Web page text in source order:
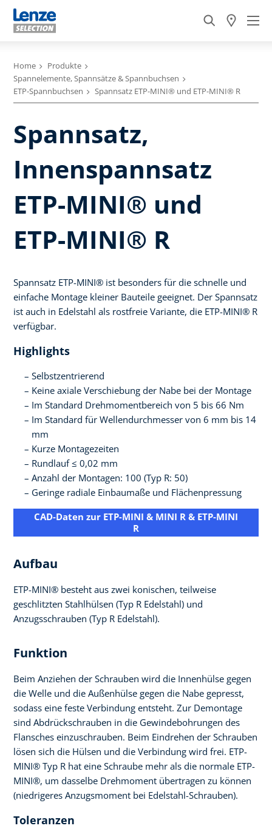
Home
Produkte
Spannelemente, Spannsätze & Spannbuchsen
ETP-Spannbuchsen
Spannsatz ETP-MINI® und ETP-MINI® R
Spannsatz,
Innenspannsatz
ETP-MINI® und
ETP-MINI® R
Spannsatz ETP-MINI® ist besonders für die schnelle und
einfache Montage kleiner Bauteile geeignet. Der Spannsatz
ist auch in Edelstahl als rostfreie Variante, die ETP-MINI® R
verfügbar.
Highlights
Selbstzentrierend
Keine axiale Verschiebung der Nabe bei der Montage
Im Standard Drehmomentbereich von 5 bis 66 Nm
Im Standard für Wellendurchmesser von 6 mm bis 14
mm
Kurze Montagezeiten
Rundlauf ≤ 0,02 mm
Anzahl der Montagen: 100 (Typ R: 50)
Geringe radiale Einbaumaße und Flächenpressung
CAD-Daten zur ETP-MINI & MINI R & ETP-MINI
R
Aufbau
ETP-MINI® besteht aus zwei konischen, teilweise
geschlitzten Stahlhülsen (Typ R Edelstahl) und
Anzugsschrauben (Typ R Edelstahl).
Funktion
Beim Anziehen der Schrauben wird die Innenhülse gegen
die Welle und die Außenhülse gegen die Nabe gepresst,
sodass eine feste Verbindung entsteht. Zur Demontage
sind Abdrückschrauben in die Gewindebohrungen des
Flansches einzuschrauben. Beim Eindrehen der Schrauben
lösen sich die Hülsen und die Verbindung wird frei. ETP-
MINI® Typ R hat eine Schraube mehr als die normale ETP-
MINI®, um dasselbe Drehmoment übertragen zu können
(niedrigeres Anzugsmoment bei Edelstahl-Schrauben).
Toleranzen